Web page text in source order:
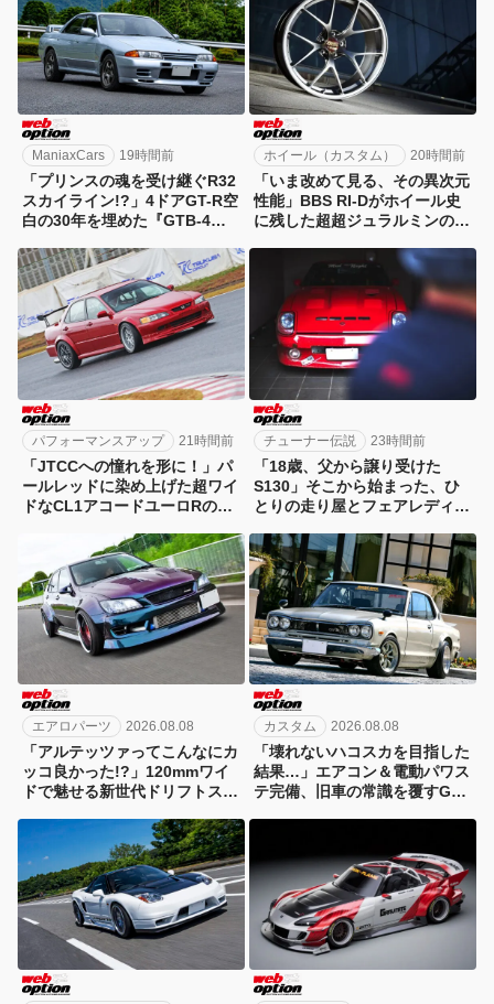
ManiaxCars 19時間前
「プリンスの魂を受け継ぐR32
スカイライン!?」4ドアGT-R空
白の30年を埋めた『GTB-4』
ホイール（カスタム） 20時間前
「いま改めて見る、その異次元
性能」BBS RI-Dがホイール史
に残した超超ジュラルミンの衝
パフォーマンスアップ 21時間前
「JTCCへの憧れを形に！」パ
ールレッドに染め上げた超ワイ
ドなCL1アコードユーロRの美
チューナー伝説 23時間前
「18歳、父から譲り受けた
S130」そこから始まった、ひ
とりの走り屋とフェアレディZ
エアロパーツ 2026.08.08
「アルテッツァってこんなにカ
ッコ良かった!?」120mmワイ
ドで魅せる新世代ドリフトスタ
カスタム 2026.08.08
「壊れないハコスカを目指した
結果…」エアコン＆電動パワス
テ完備、旧車の常識を覆すGT-